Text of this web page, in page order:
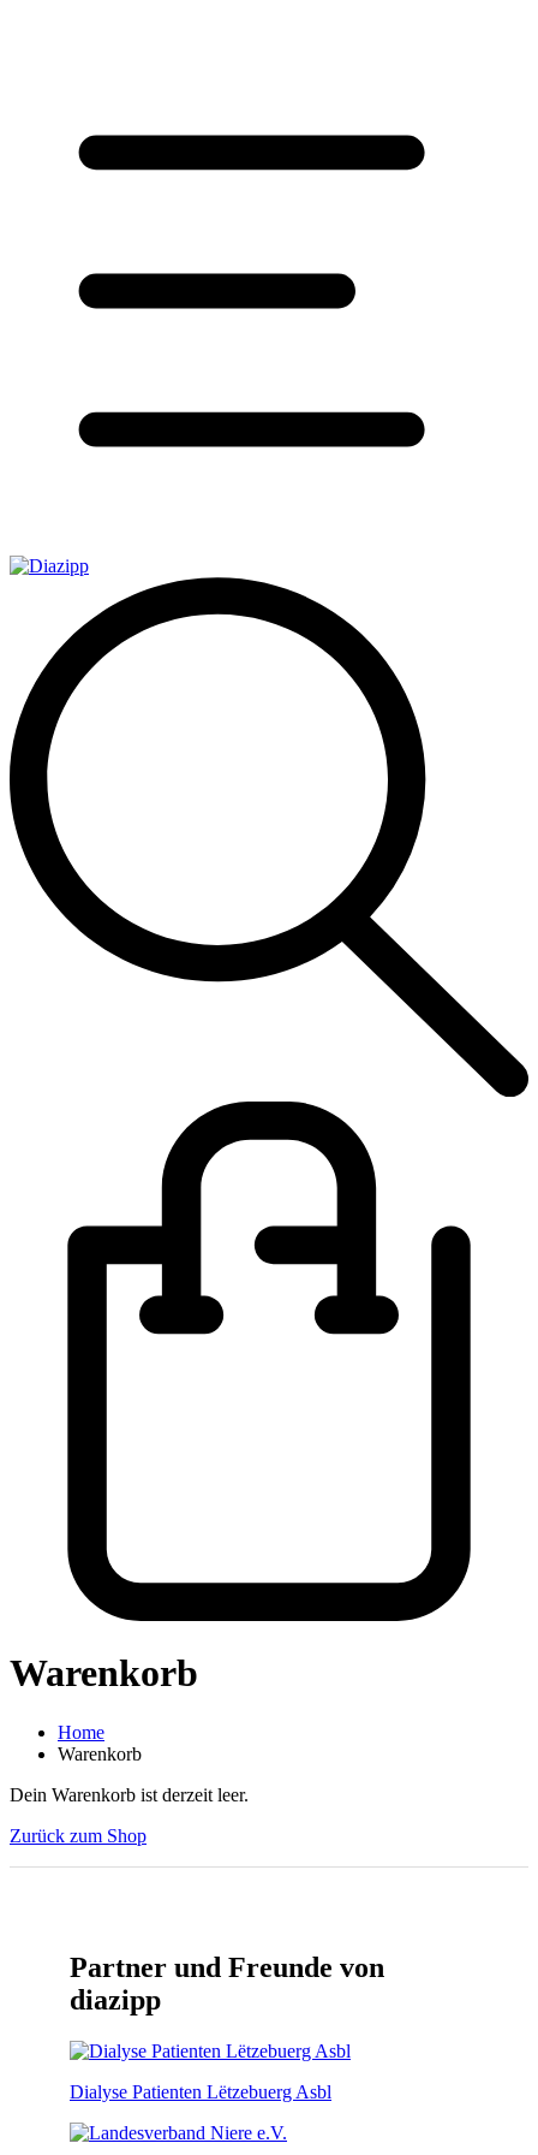
Warenkorb
Home
Warenkorb
Dein Warenkorb ist derzeit leer.
Zurück zum Shop
Partner und Freunde von
diazipp
Dialyse Patienten Lëtzebuerg Asbl